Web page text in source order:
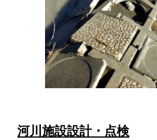
河川施設設計・点検